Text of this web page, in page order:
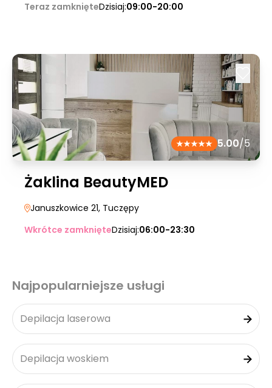
Teraz zamknięteDzisiaj:09:00-20:00
5.00/5
Żaklina BeautyMED
Januszkowice 21, Tuczępy
Wkrótce zamknięteDzisiaj:06:00-23:30
Najpopularniejsze usługi
Depilacja laserowa
Depilacja woskiem